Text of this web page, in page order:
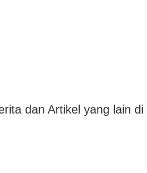
dan Artikel yang lain di